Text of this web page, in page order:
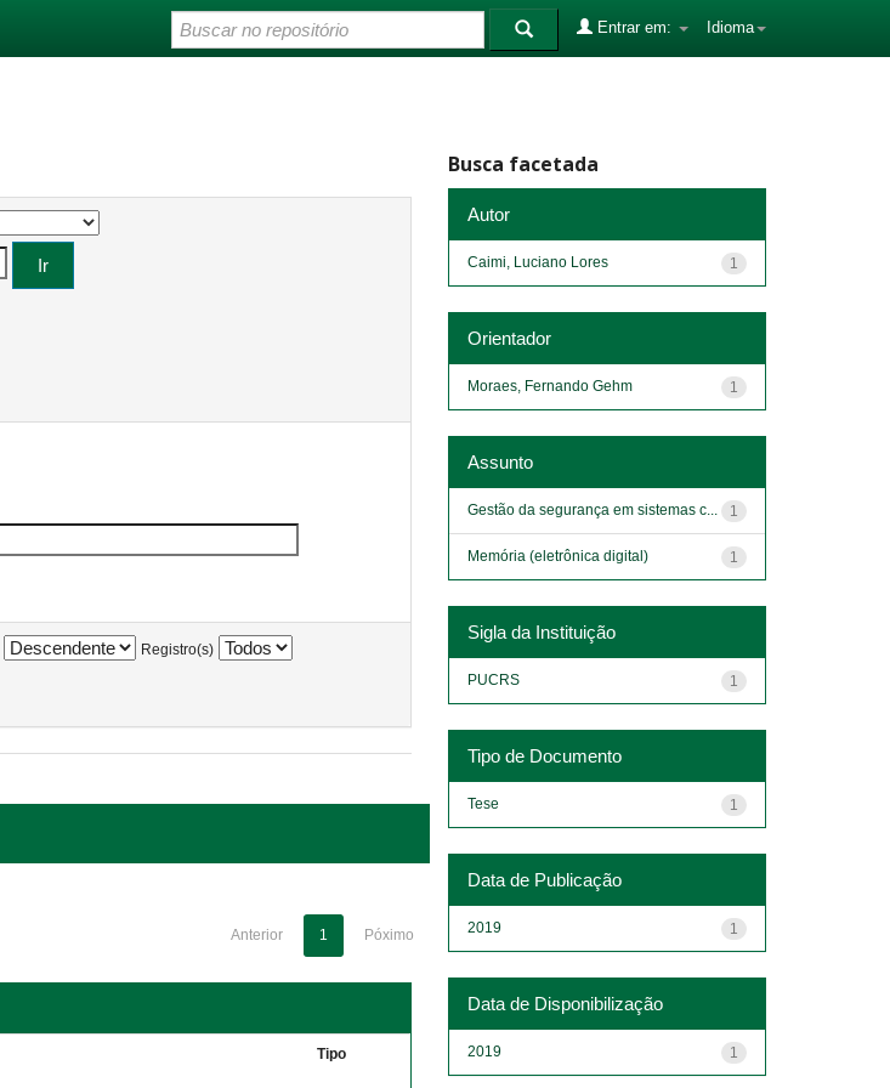
Idioma
Entrar em:
Registro(s)
Anterior 1 Póximo
Tipo
Busca facetada
Autor
1
Caimi, Luciano Lores
Orientador
1
Moraes, Fernando Gehm
Assunto
1
Gestão da segurança em sistemas c...
1
Memória (eletrônica digital)
Sigla da Instituição
1
PUCRS
Tipo de Documento
1
Tese
Data de Publicação
1
2019
Data de Disponibilização
1
2019